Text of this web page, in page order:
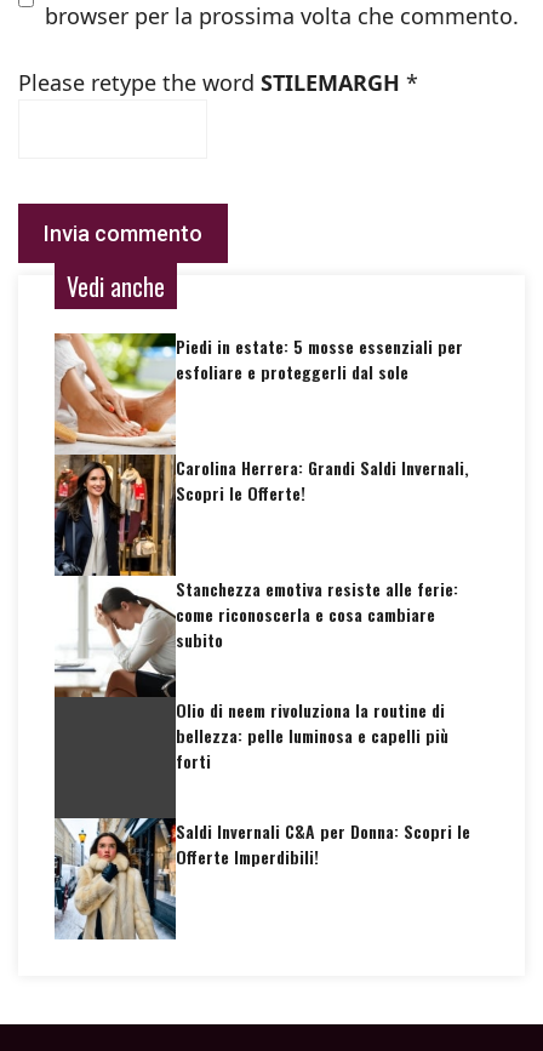
browser per la prossima volta che commento.
Please retype the word STILEMARGH *
Vedi anche
Piedi in estate: 5 mosse essenziali per
esfoliare e proteggerli dal sole
Carolina Herrera: Grandi Saldi Invernali,
Scopri le Offerte!
Stanchezza emotiva resiste alle ferie:
come riconoscerla e cosa cambiare
subito
Olio di neem rivoluziona la routine di
bellezza: pelle luminosa e capelli più
forti
Saldi Invernali C&A per Donna: Scopri le
Offerte Imperdibili!